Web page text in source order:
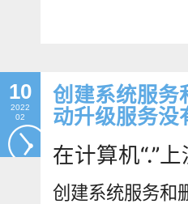
10
2022
02
创建系统服务
动升级服务没
在计算机“.”
创建系统服务和